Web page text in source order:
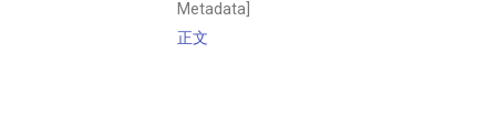
Metadata]
正文